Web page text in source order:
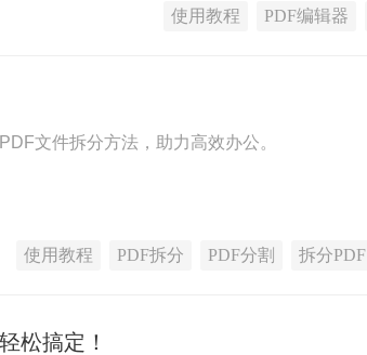
使用教程 PDF编辑器
文件拆分方法，助力高效办公。
使用教程 PDF拆分 PDF分割 拆分PDF
松搞定！